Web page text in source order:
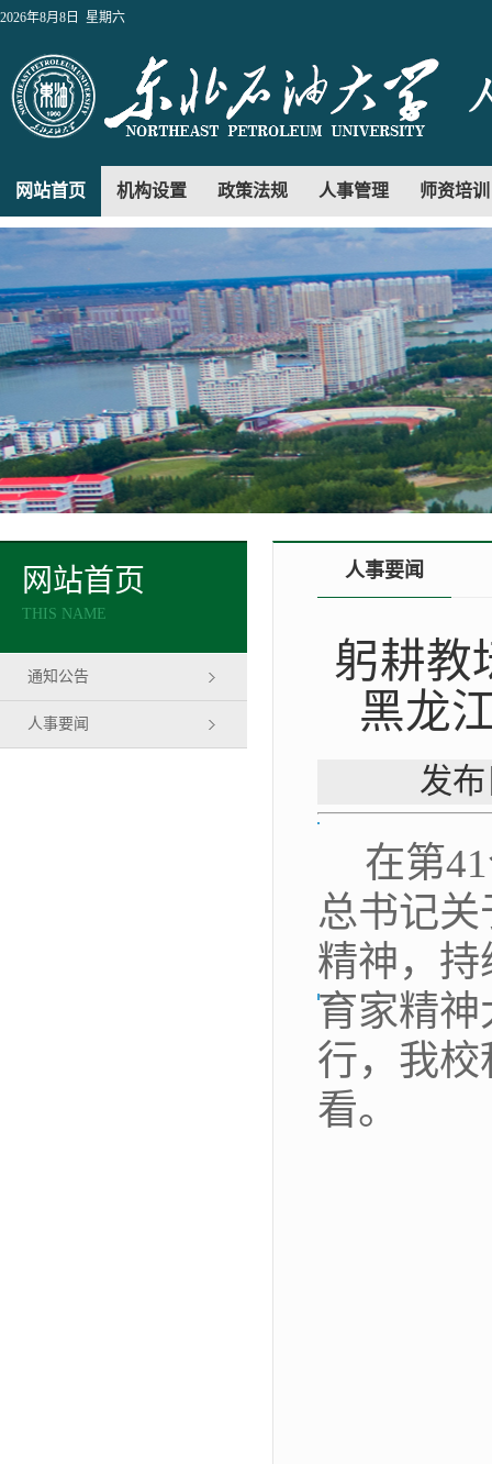
2026年8月8日 星期六
网站首页 机构设置 政策法规 人事管理 师资培训
网站首页
THIS NAME
通知公告
人事要闻
人事要闻
躬耕教
黑龙
发
在第41
总书记
精神， 持
育家精神
行， 我校
看。